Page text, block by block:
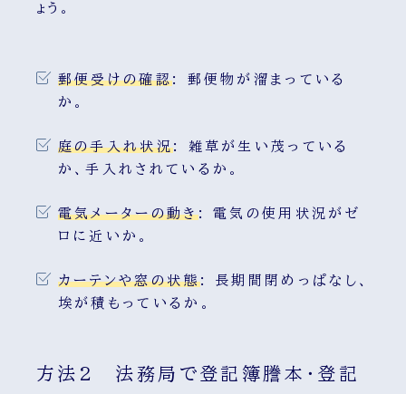
ょう。
郵便受けの確認:
郵便物が溜まっている
か。
庭の手入れ状況:
雑草が生い茂っている
か、手入れされているか。
電気メーターの動き:
電気の使用状況がゼ
ロに近いか。
カーテンや窓の状態:
長期間閉めっぱなし、
埃が積もっているか。
方法2 法務局で登記簿謄本・登記